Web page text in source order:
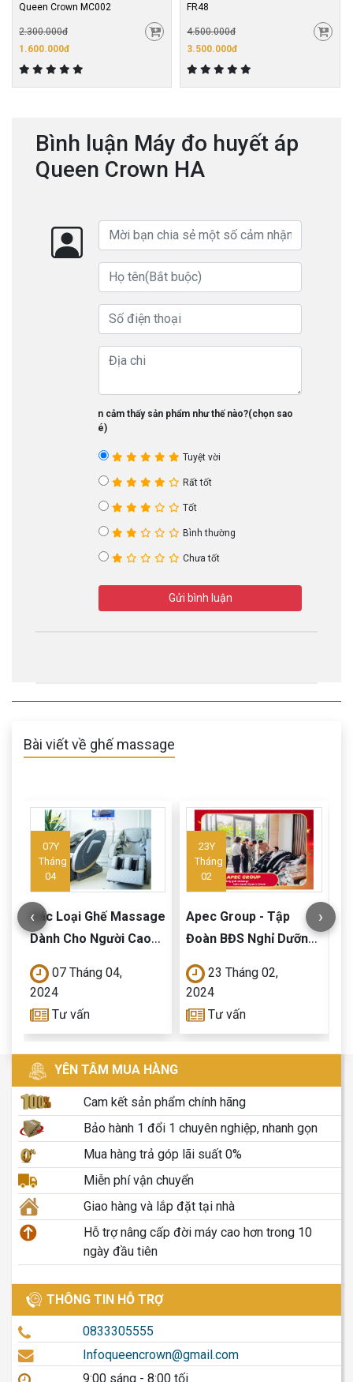
Queen Crown MC002
2.300.000đ
1.600.000đ
FR48
4.500.000đ
3.500.000đ
Bình luận Máy đo huyết áp
Queen Crown HA
Bạn cảm thấy sản phẩm như thế nào?(chọn sao
nhé)
Tuyệt vời
Rất tốt
Tốt
Bình thường
Chưa tốt
Gửi bình luận
Bài viết về ghế massage
07Y
Tháng
04
Các Loại Ghế Massage
Dành Cho Người Cao
Tuổi Chất Lượng
07 Tháng 04,
2024
Tư vấn
23Y
Tháng
02
Apec Group - Tập
Đoàn BĐS Nghỉ Dưỡng
Lớn Nhất Việt Nam Đầu
Tư Ghế Massage Kinh
Doanh Hiện Đại Của
23 Tháng 02,
2024
Tư vấn
‹ ›
YÊN TÂM MUA HÀNG
Cam kết sản phẩm chính hãng
Bảo hành 1 đổi 1 chuyên nghiệp, nhanh gọn
Mua hàng trả góp lãi suất 0%
Miễn phí vận chuyển
Giao hàng và lắp đặt tại nhà
Hỗ trợ nâng cấp đời máy cao hơn trong 10
ngày đầu tiên
THÔNG TIN HỖ TRỢ
0833305555
Infoqueencrown@gmail.com
9:00 sáng - 8:00 tối